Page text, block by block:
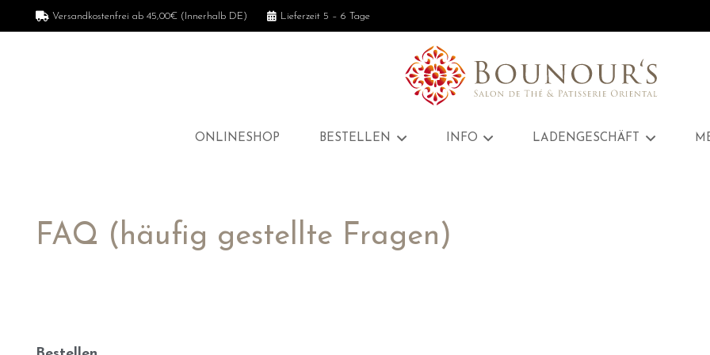
Versandkostenfrei ab 45,00€ (Innerhalb DE) Lieferzeit 5 – 6 Tage
ONLINESHOP BESTELLEN INFO LADENGESCHÄFT
FAQ (häufig gestellte Fragen)